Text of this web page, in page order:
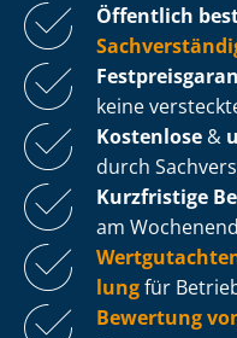
Öffentlich
keine
Kostenlose &
durch
Kurzfristige
am
lungfür
Bewertung